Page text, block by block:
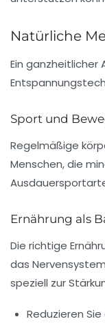
Natürliche
Ein ganzheitlicher
Sport und
Regelmäßige
Menschen, die
Ernährung als
Die richtige
das
speziell zur
Reduzieren